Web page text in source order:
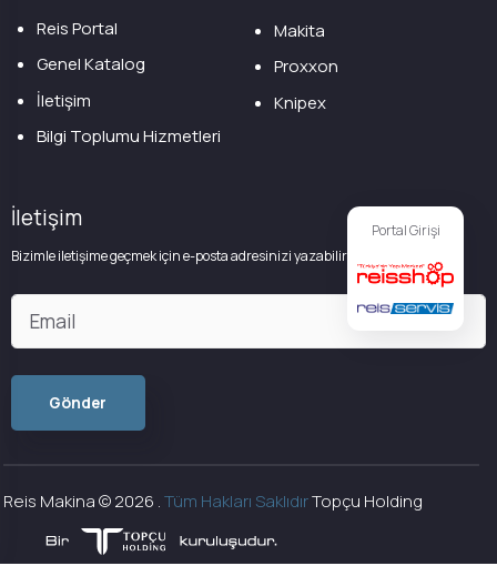
Portal Girişi
Reis Portal
Genel Katalog
İletişim
Bilgi Toplumu Hizmetleri
Makita
Proxxon
Knipex
İletişim
Bizimle iletişime geçmek için e-posta adresinizi yazabilirsiniz
Reis Makina ©2026 .Tüm Hakları SaklıdırTopçu Holding